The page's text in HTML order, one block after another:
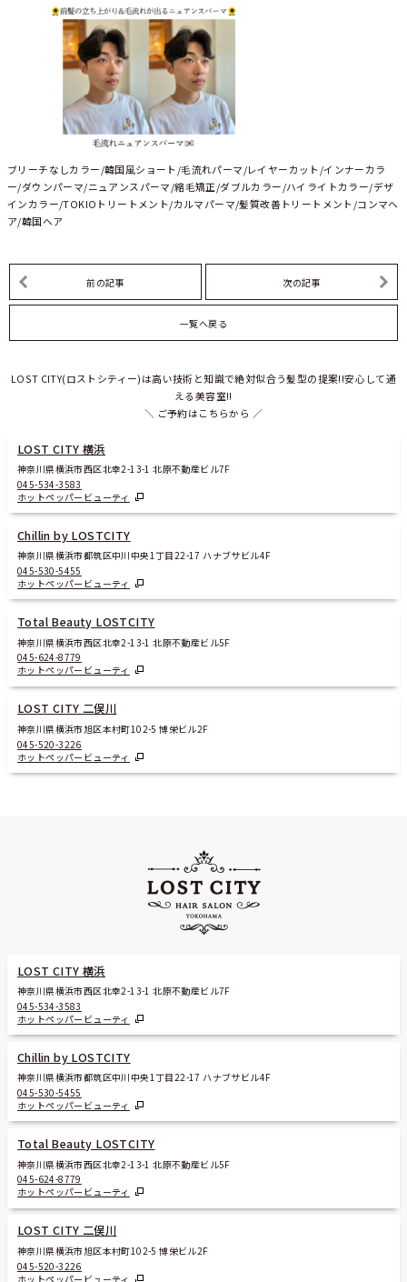
ブリーチなしカラー/韓国風ショート/毛流れパーマ/レイヤーカット/インナーカラ
ー/ダウンパーマ/ニュアンスパーマ/縮毛矯正/ダブルカラー/ハイライトカラー/デザ
インカラー/TOKIOトリートメント/カルマパーマ/髪質改善トリートメント/コンマヘ
ア/韓国ヘア
前の記事 次の記事
一覧へ戻る
LOST CITY(ロストシティー)は高い技術と知識で絶対似合う髪型の提案!!安心して通
える美容室!!
＼ ご予約はこちらから ／
LOST CITY 横浜
神奈川県横浜市西区北幸2-13-1 北原不動産ビル7F
045-534-3583
ホットペッパービューティ
Chillin by LOSTCITY
神奈川県横浜市都筑区中川中央1丁目22-17 ハナブサビル4F
045-530-5455
ホットペッパービューティ
Total Beauty LOSTCITY
神奈川県横浜市西区北幸2-13-1 北原不動産ビル5F
045-624-8779
ホットペッパービューティ
LOST CITY 二俣川
神奈川県横浜市旭区本村町102-5 博栄ビル2F
045-520-3226
ホットペッパービューティ
LOST CITY 横浜
神奈川県横浜市西区北幸2-13-1 北原不動産ビル7F
045-534-3583
ホットペッパービューティ
Chillin by LOSTCITY
神奈川県横浜市都筑区中川中央1丁目22-17 ハナブサビル4F
045-530-5455
ホットペッパービューティ
Total Beauty LOSTCITY
神奈川県横浜市西区北幸2-13-1 北原不動産ビル5F
045-624-8779
ホットペッパービューティ
LOST CITY 二俣川
神奈川県横浜市旭区本村町102-5 博栄ビル2F
045-520-3226
ホットペッパービューティ